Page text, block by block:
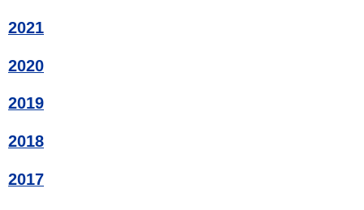
2021
2020
2019
2018
2017